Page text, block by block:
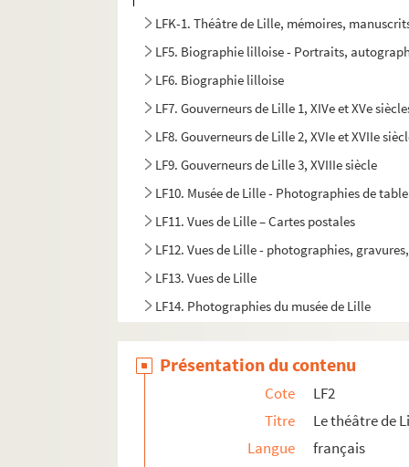
LFK-1. Théâtre de Lille, mémoires,
LF5. Biographie lilloise - Portraits,
LF6. Biographie lilloise
LF7. Gouverneurs de Lille 1, XIVe et XVe
LF8. Gouverneurs de Lille 2, XVIe et XVIIe
LF9. Gouverneurs de Lille 3, XVIIIe siècle
LF10. Musée de Lille - Photographies de
LF11. Vues de Lille – Cartes postales
LF12. Vues de Lille - photographies,
LF13. Vues de Lille
LF14. Photographies du musée de Lille
LF16. Facultés catholiques de Lille
LF17. Programmes de concerts
LF18. Brochures sur la musique à Lille
LF19. Musique à Lille
Présentation du contenu
Cote
LF2
Titre
Le théâtre de
Langue
français